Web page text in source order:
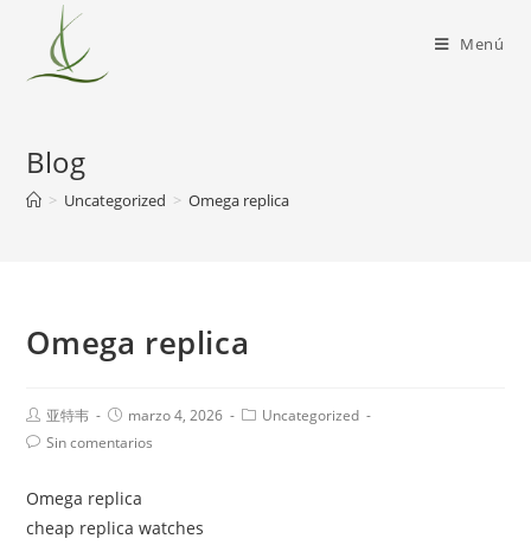
Menú
Blog
> Uncategorized > Omega replica
Omega replica
亚特韦 marzo 4, 2026
Uncategorized
Sin comentarios
Omega replica
cheap replica watches